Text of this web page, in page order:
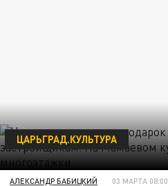
ЦАРЬГРАД.КУЛЬТУРА
АЛЕКСАНДР БАБИЦКИЙ 03 МАРТА 08:00